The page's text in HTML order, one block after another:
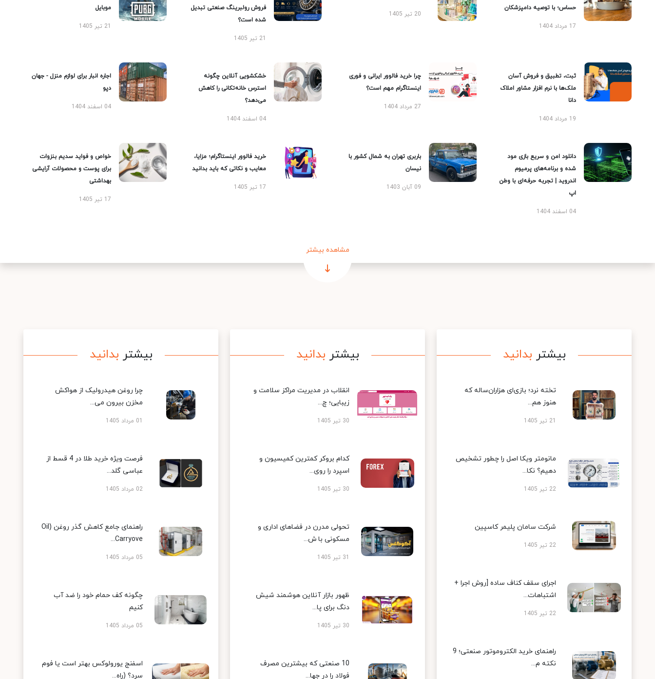
حساس؛ با توصیه دامپزشکان
17 مرداد 1404
20 تیر 1405
فروش رولبرینگ صنعتی تبدیل
شده است؟
21 تیر 1405
موبایل
21 تیر 1405
ثبت، تطبیق و فروش آسان
ملک‌ها با نرم افزار مشاور املاک
دانا
19 مرداد 1404
چرا خرید فالوور ایرانی و فوری
اینستاگرام مهم است؟
27 مرداد 1404
خشکشویی آنلاین چگونه
استرس خانه‌تکانی را کاهش
می‌دهد؟
04 اسفند 1404
اجاره انبار برای لوازم منزل - جهان
دپو
04 اسفند 1404
دانلود امن و سریع بازی مود
شده و برنامه‌های پرمیوم
اندروید | تجربه حرفه‌ای با وطن
اپ
04 اسفند 1404
باربری تهران به شمال کشور با
نیسان
09 آبان 1403
خرید فالوور اینستاگرام؛ مزایا،
معایب و نکاتی که باید بدانید
17 تیر 1405
خواص و فواید سدیم بنزوات
برای پوست و محصولات آرایشی
بهداشتی
17 تیر 1405
مشاهده بیشتر
بیشتر بدانید
تخته نرد؛ بازی‌ای هزاران‌ساله که
هنوز هم...
21 تیر 1405
مانومتر ویکا اصل را چطور تشخیص
دهیم؟ نکا...
22 تیر 1405
شرکت سامان پلیمر کاسپین
22 تیر 1405
اجرای سقف کناف ساده [روش اجرا +
اشتباهات...
22 تیر 1405
راهنمای خرید الکتروموتور صنعتی؛ 9
نکته م...
بیشتر بدانید
انقلاب در مدیریت مراکز سلامت و
زیبایی؛ چ...
30 تیر 1405
کدام بروکر کمترین کمیسیون و
اسپرد را روی...
30 تیر 1405
تحولی مدرن در فضاهای اداری و
مسکونی با ش...
31 تیر 1405
ظهور بازار آنلاین هوشمند شیش
دنگ برای پا...
30 تیر 1405
10 صنعتی که بیشترین مصرف
فولاد را در جها...
بیشتر بدانید
چرا روغن هیدرولیک از هواکش
مخزن بیرون می...
01 مرداد 1405
فرصت ویژه خرید طلا در 4 قسط از
عباسی گلد...
02 مرداد 1405
راهنمای جامع کاهش گذر روغن (Oil
Carryove...
05 مرداد 1405
چگونه کف حمام خود را ضد آب
کنیم
05 مرداد 1405
اسفنج یورولوکس بهتر است یا فوم
سرد؟ (راه...